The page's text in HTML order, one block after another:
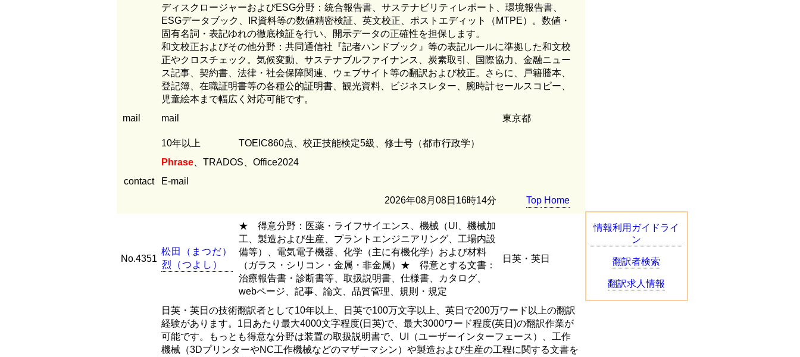
ディスクロージャーおよびESG分野：統合報告書、サステナビリティレポート、環境報告書、
ESGデータブック、IR資料等の数値精密検証、英文校正、ポストエディット（MTPE）。数値・
固有名詞・表記ゆれの徹底検証を行い、開示データの正確性を担保します。
和文校正およびその他分野：共同通信社『記者ハンドブック』等の表記ルールに準拠した和文校
正やクロスチェック。気候変動、サステナブルファイナンス、炭素取引、国際協力、金融ニュー
ス記事、契約書、法律・社会保障関連、ウェブサイト等の翻訳および校正。さらに、戸籍謄本、
登記簿、在職証明書等の各種公的証明書、観光資料、ビジネスレター、腕時計セールスコピー、
児童絵本まで幅広く対応可能です。
mail
mail 東京都
10年以上
TOEIC860点、校正技能検定5級、修士号（都市行政学）
Phrase 、TRADOS、Office2024
contact
E-mail
2026年08月08日16時14分
Top Home
No.4351
松田 （ ま つだ）
烈
（つ よ し ）
★ 得意分野：医薬・ライフサイエンス、機械（UI、機械加
工、製造および生産、プラントエンジニアリング、工場内設
備等）、電気電子機器、化学（主に有機化学）および材料
（ガラス・シリコン・金属・非金属）★ 得意とする文書：
治療報告書・診断書等、取扱説明書、仕様書、カタログ、
webページ、記事、論文、品質管理、規則・規定
日英・英日
日英・英日の技術翻訳者として10年以上、日英で100万文字以上、英日で200万ワード以上の翻訳
経験があります。1日あたり最大4000文字程度(日英)で、最大3000ワード程度(英日)の翻訳作業が
可能です。もっとも得意な分野は装置の取扱説明書で、UI（ユーザーインターフェース）、工作
機械（3DプリンターやNC工作機械などのマザーマシン）や製造および生産の工程に関する文書を
情報利用ガイドライ
ン
翻訳者検索
翻訳求人情報